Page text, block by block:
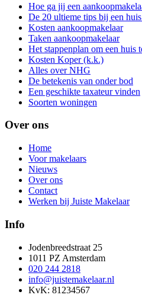
Hoe ga jij een
De 20 ultieme tips bij een
Kosten aankoopmakelaar
Taken aankoopmakelaar
Het stappenplan om een huis
Kosten Koper (k.k.)
Alles over NHG
De betekenis van onder bod
Een geschikte taxateur vinden
Soorten woningen
Over ons
Home
Voor makelaars
Nieuws
Over ons
Contact
Werken bij Juiste Makelaar
Info
Jodenbreedstraat 25
1011 PZ Amsterdam
020 244 2818
info@juistemakelaar.nl
KvK: 81234567